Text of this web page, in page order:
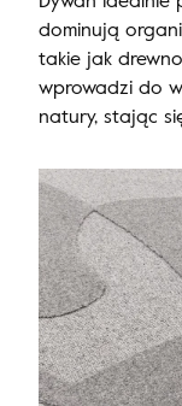
dominują
takie jak
wprowadzi do
natury, stając